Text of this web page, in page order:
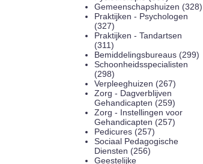
Gemeenschapshuizen (328)
Praktijken - Psychologen
(327)
Praktijken - Tandartsen
(311)
Bemiddelingsbureaus (299)
Schoonheidsspecialisten
(298)
Verpleeghuizen (267)
Zorg - Dagverblijven
Gehandicapten (259)
Zorg - Instellingen voor
Gehandicapten (257)
Pedicures (257)
Sociaal Pedagogische
Diensten (256)
Geestelijke